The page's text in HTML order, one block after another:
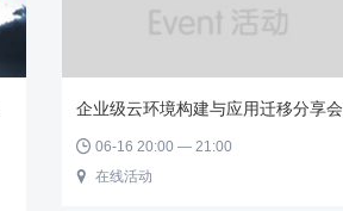
企业级云环境构建与应用迁移分享会
 06-16 20:00 — 21:00
 在线活动